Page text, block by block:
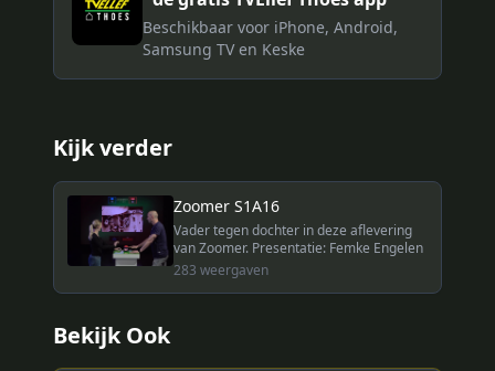
Beschikbaar voor iPhone, Android,
Samsung TV en Keske
Kijk verder
Zoomer S1A16
Vader tegen dochter in deze aflevering
van Zoomer. Presentatie: Femke Engelen
283 weergaven
Bekijk Ook